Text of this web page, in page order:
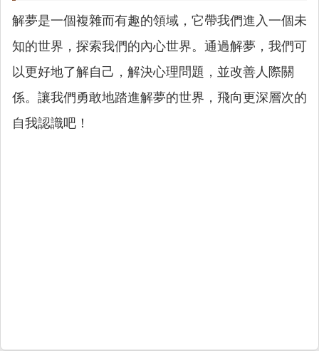
解夢是一個複雜而有趣的領域，它帶我們進入一個未
知的世界，探索我們的內心世界。通過解夢，我們可
以更好地了解自己，解決心理問題，並改善人際關
係。讓我們勇敢地踏進解夢的世界，飛向更深層次的
自我認識吧！